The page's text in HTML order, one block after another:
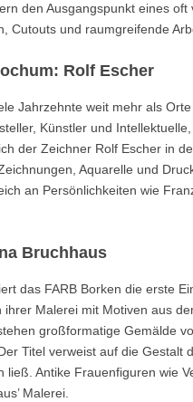
den Ausgangspunkt eines
Cutouts und raumgreifende
Rolf Escher
Jahrzehnte weit mehr als
Künstler und
der Zeichner Rolf Escher in
Aquarelle und
an Persönlichkeiten wie
Bruchhaus
das FARB Borken die erste
ihrer Malerei mit Motiven aus
großformatige Gemälde
Titel verweist auf die
ließ. Antike Frauenfiguren wie
Malerei.